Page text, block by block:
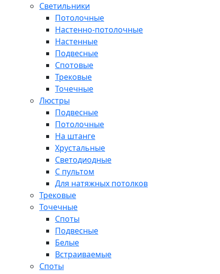
Светильники
Потолочные
Настенно-потолочные
Настенные
Подвесные
Спотовые
Трековые
Точечные
Люстры
Подвесные
Потолочные
На штанге
Хрустальные
Светодиодные
С пультом
Для натяжных потолков
Трековые
Точечные
Споты
Подвесные
Белые
Встраиваемые
Споты